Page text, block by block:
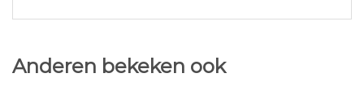
Anderen bekeken ook